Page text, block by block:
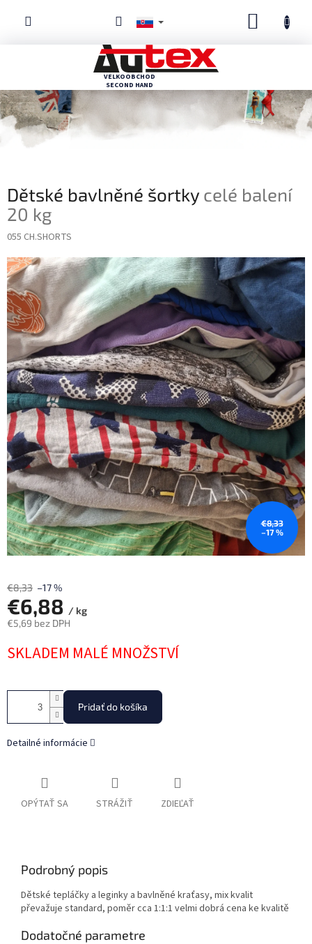
Dětské bavlněné šortky celé balení
20 kg
055 CH.SHORTS
€8,33
–17 %
€8,33 –17 %
€6,88 / kg
€5,69 bez DPH
cena:
SKLADEM MALÉ MNOŽSTVÍ
Pridať do košíka
Detailné informácie
OPÝTAŤ SA STRÁŽIŤ ZDIEĽAŤ
Podrobný popis
Dětské tepláčky a leginky a bavlněné kraťasy, mix kvalit
převažuje standard, poměr cca 1:1:1 velmi dobrá cena ke kvalitě
Dodatočné parametre